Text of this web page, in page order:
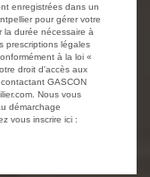
enregistrées dans un
pour gérer votre
la durée nécessaire à
prescriptions légales
à la loi «
droit d'accès aux
GASCON
Nous vous
démarchage
vous inscrire ici :